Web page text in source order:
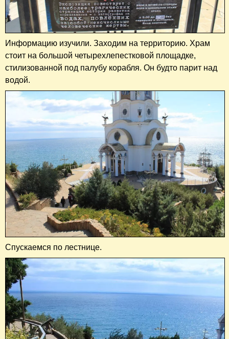
Информацию изучили. Заходим на территорию. Храм
стоит на большой четырехлепестковой площадке,
стилизованной под палубу корабля. Он будто парит над
водой.
Спускаемся по лестнице.